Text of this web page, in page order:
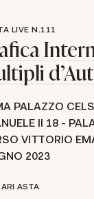
LIVE N.111
PALAZZO
II 18 -
VITTORIO
2023
ASTA